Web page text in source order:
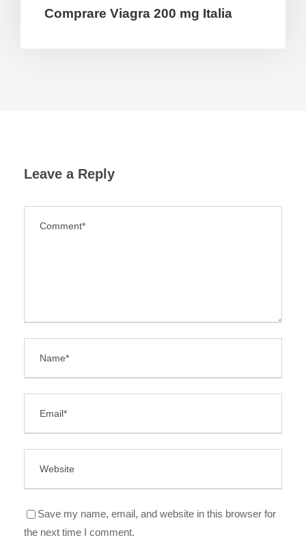
Comprare Viagra 200 mg Italia
Leave a Reply
Save my name, email, and website in this browser for
the next time I comment.